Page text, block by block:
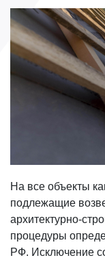
На все объекты
подлежащие
архитектурно-
процедуры
РФ. Исключение